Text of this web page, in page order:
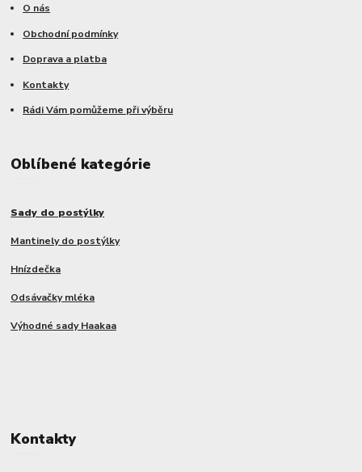
O nás
Obchodní podmínky
Doprava a platba
Kontakty
Rádi Vám pomůžeme při výběru
Oblíbené kategórie
Sady do postýlky
Mantinely do postýlky
Hnízdečka
Odsávačky mléka
Výhodné sady Haakaa
Kontakty